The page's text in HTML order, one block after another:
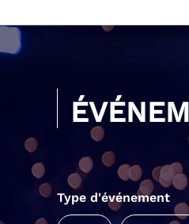
Type d'événement